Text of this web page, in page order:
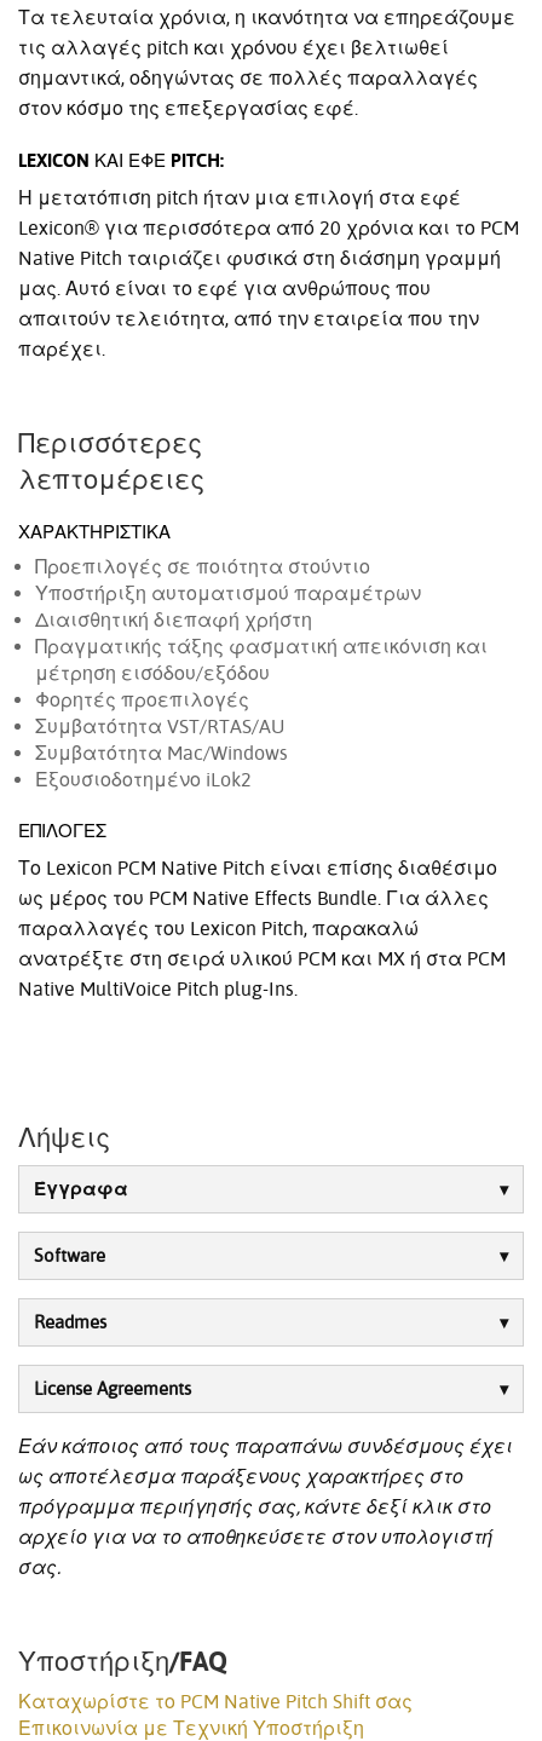
Τα τελευταία χρόνια, η ικανότητα να επηρεάζουμε
τις αλλαγές pitch και χρόνου έχει βελτιωθεί
σημαντικά, οδηγώντας σε πολλές παραλλαγές
στον κόσμο της επεξεργασίας εφέ.
LEXICON ΚΑΙ ΕΦΈ PITCH:
Η μετατόπιση pitch ήταν μια επιλογή στα εφέ
Lexicon® για περισσότερα από 20 χρόνια και το PCM
Native Pitch ταιριάζει φυσικά στη διάσημη γραμμή
μας. Αυτό είναι το εφέ για ανθρώπους που
απαιτούν τελειότητα, από την εταιρεία που την
παρέχει.
Περισσότερες
λεπτομέρειες
ΧΑΡΑΚΤΗΡΙΣΤΙΚΆ
Προεπιλογές σε ποιότητα στούντιο
Υποστήριξη αυτοματισμού παραμέτρων
Διαισθητική διεπαφή χρήστη
Πραγματικής τάξης φασματική απεικόνιση και
μέτρηση εισόδου/εξόδου
Φορητές προεπιλογές
Συμβατότητα VST/RTAS/AU
Συμβατότητα Mac/Windows
Εξουσιοδοτημένο iLok2
ΕΠΙΛΟΓΈΣ
Το Lexicon PCM Native Pitch είναι επίσης διαθέσιμο
ως μέρος του PCM Native Effects Bundle. Για άλλες
παραλλαγές του Lexicon Pitch, παρακαλώ
ανατρέξτε στη σειρά υλικού PCM και MX ή στα PCM
Native MultiVoice Pitch plug-Ins.
Λήψεις
Έγγραφα
Software
Readmes
License Agreements
Εάν κάποιος από τους παραπάνω συνδέσμους έχει
ως αποτέλεσμα παράξενους χαρακτήρες στο
πρόγραμμα περιήγησής σας, κάντε δεξί κλικ στο
αρχείο για να το αποθηκεύσετε στον υπολογιστή
σας.
Υποστήριξη/FAQ
Καταχωρίστε το PCM Native Pitch Shift σας
Επικοινωνία με Τεχνική Υποστήριξη